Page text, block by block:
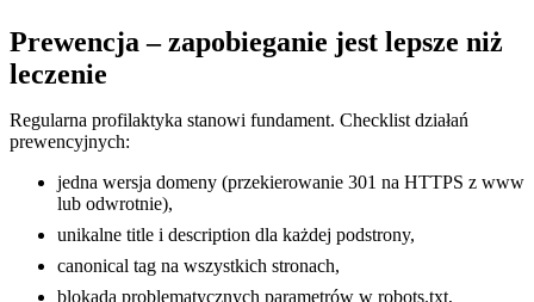
Prewencja – zapobieganie jest lepsze niż
leczenie
Regularna profilaktyka stanowi fundament. Checklist działań
prewencyjnych:
jedna wersja domeny (przekierowanie 301 na HTTPS z www
lub odwrotnie),
unikalne title i description dla każdej podstrony,
canonical tag na wszystkich stronach,
blokada problematycznych parametrów w robots.txt,